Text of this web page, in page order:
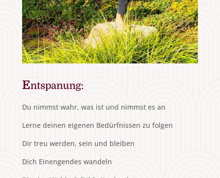
Entspanung:
Du nimmst wahr, was ist und nimmst es an
Lerne deinen eigenen Bedürfnissen zu folgen
Dir treu werden, sein und bleiben
Dich Einengendes wandeln